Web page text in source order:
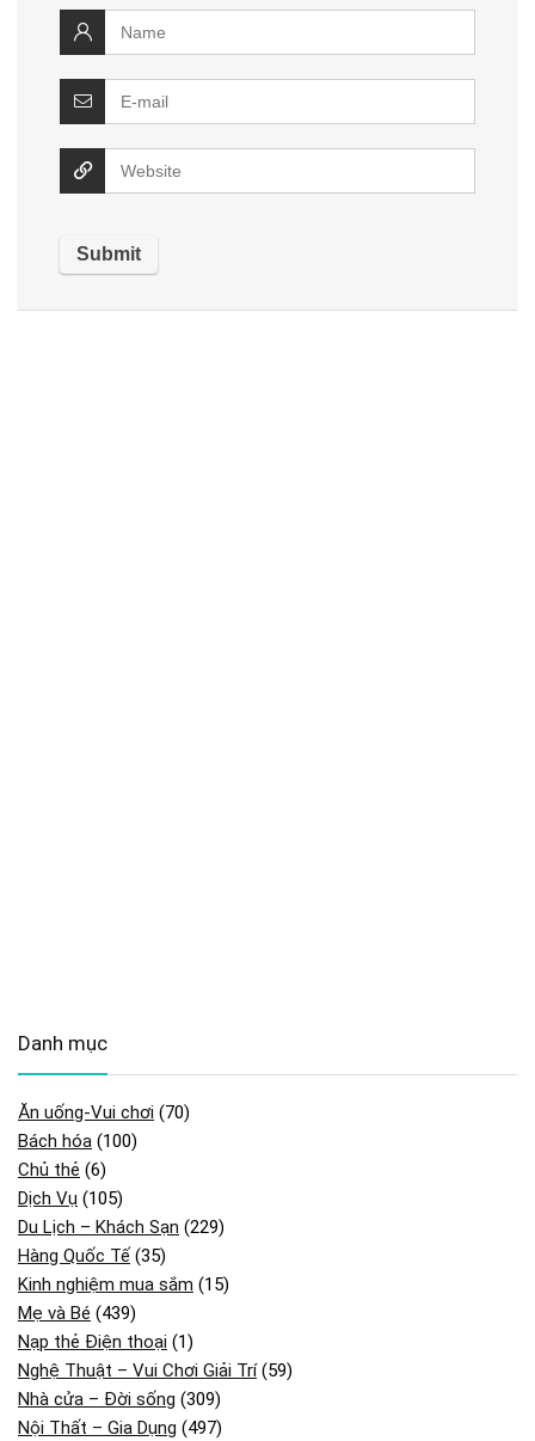
Danh mục
Ăn uống-Vui chơi (70)
Bách hóa (100)
Chủ thẻ (6)
Dịch Vụ (105)
Du Lịch – Khách Sạn (229)
Hàng Quốc Tế (35)
Kinh nghiệm mua sắm (15)
Mẹ và Bé (439)
Nạp thẻ Điện thoại (1)
Nghệ Thuật – Vui Chơi Giải Trí(59)
Nhà cửa – Đời sống (309)
Nội Thất – Gia Dụng (497)